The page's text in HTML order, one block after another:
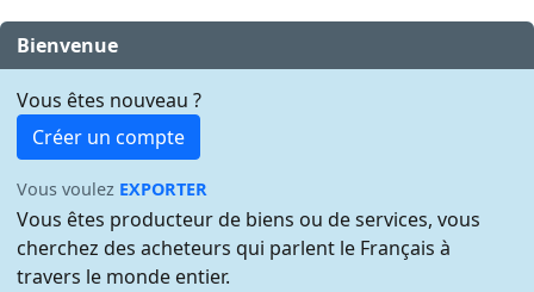
Bienvenue
Vous êtes nouveau ?
Créer un compte
Vous voulez EXPORTER
Vous êtes producteur de biens ou de services, vous
cherchez des acheteurs qui parlent le Français à
travers le monde entier.